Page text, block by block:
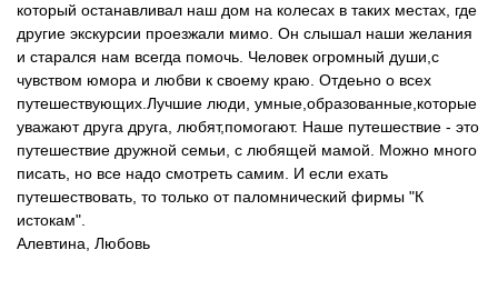
который останавливал наш дом на колесах в таких местах, где
другие экскурсии проезжали мимо. Он слышал наши желания
и старался нам всегда помочь. Человек огромный души,с
чувством юмора и любви к своему краю. Отдеьно о всех
путешествующих.Лучшие люди, умные,образованные,которые
уважают друга друга, любят,помогают. Наше путешествие - это
путешествие дружной семьи, с любящей мамой. Можно много
писать, но все надо смотреть самим. И если ехать
путешествовать, то только от паломнический фирмы "К
истокам".
Алевтина, Любовь